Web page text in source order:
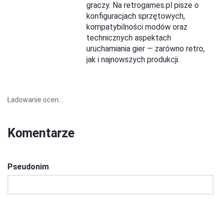
graczy. Na retrogames.pl pisze o
konfiguracjach sprzętowych,
kompatybilności modów oraz
technicznych aspektach
uruchamiania gier — zarówno retro,
jak i najnowszych produkcji.
Ładowanie ocen...
Komentarze
Pseudonim